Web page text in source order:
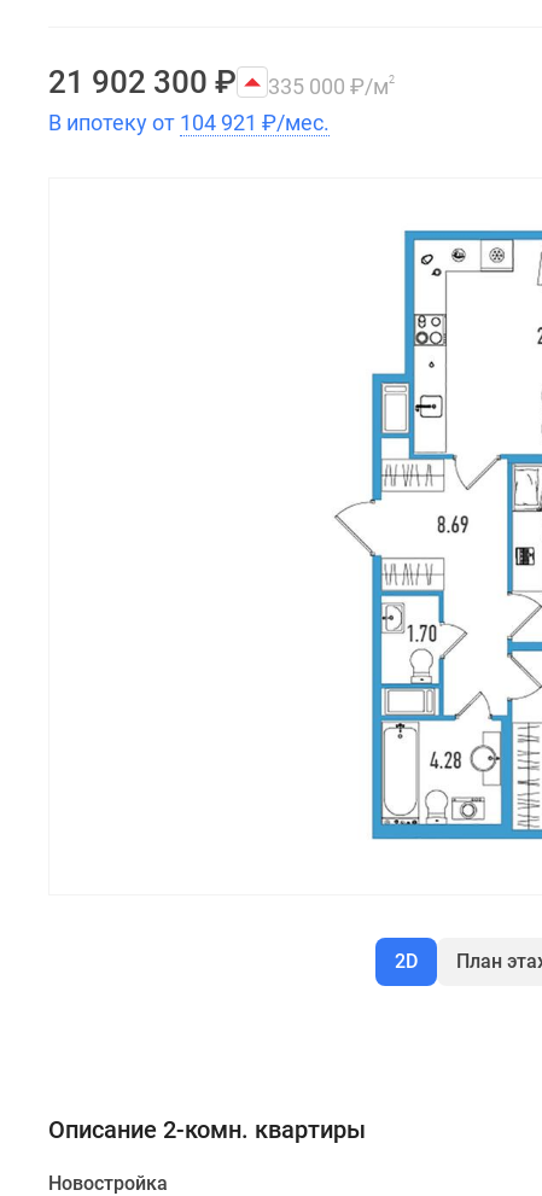
21 902 300 ₽ 335 000 ₽/м2
В ипотеку от 104 921 ₽/мес.
2D План
Описание 2-комн. квартиры
Новостройка